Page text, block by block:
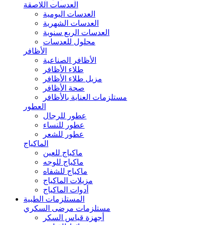
العدسات اللاصقة
العدسات اليومية
العدسات الشهرية
العدسات الربع سنوية
محلول للعدسات
الأظافر
الأظافر الصناعية
طلاء الأظافر
مزيل طلاء الأظافر
صحة الأظافر
مستلزمات العناية بالأظافر
العطور
عطور للرجال
عطور للنساء
عطور للشعر
الماكياج
ماكياج للعين
ماكياج للوجه
ماكياج للشفاه
مزيلات الماكياج
أدوات الماكياج
المستلزمات الطبية
مستلزمات مرضى السكري
أجهزة قياس السكر